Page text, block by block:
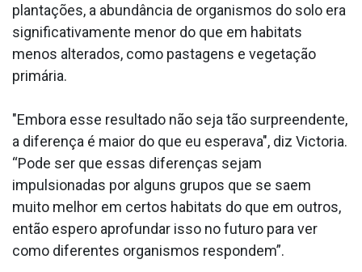
plantações, a abundância de organismos do solo era
significativamente menor do que em habitats
menos alterados, como pastagens e vegetação
primária.
"Embora esse resultado não seja tão surpreendente,
a diferença é maior do que eu esperava", diz Victoria.
“Pode ser que essas diferenças sejam
impulsionadas por alguns grupos que se saem
muito melhor em certos habitats do que em outros,
então espero aprofundar isso no futuro para ver
como diferentes organismos respondem”.